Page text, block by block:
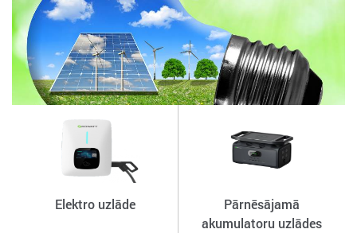
Elektro uzlāde
Pārnēsājamā
akumulatoru uzlādes